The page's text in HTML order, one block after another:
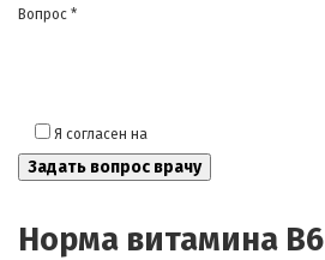
Вопрос *
Я согласен на
Норма витамина В6